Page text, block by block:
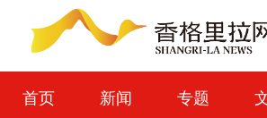
首页 新闻 专题